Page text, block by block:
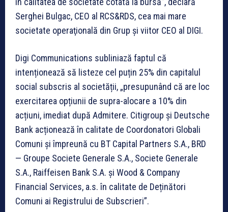
Serghei Bulgac, CEO al RCS&RDS, cea mai mare
societate operaţională din Grup şi viitor CEO al DIGI.
Digi Communications subliniază faptul că
intenționează să listeze cel puțin 25% din capitalul
social subscris al societății, „presupunând că are loc
exercitarea opțiunii de supra-alocare a 10% din
acțiuni, imediat după Admitere. Citigroup și Deutsche
Bank acționează în calitate de Coordonatori Globali
Comuni și împreună cu BT Capital Partners S.A., BRD
— Groupe Societe Generale S.A., Societe Generale
S.A., Raiffeisen Bank S.A. și Wood & Company
Financial Services, a.s. în calitate de Deținători
Comuni ai Registrului de Subscrieri”.